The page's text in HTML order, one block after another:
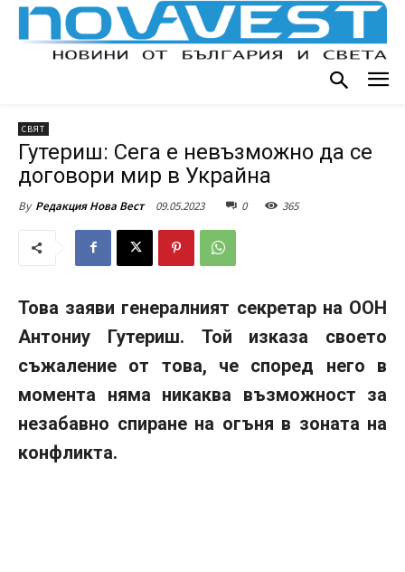
СВЯТ
Гутериш: Сега е невъзможно да се
договори мир в Украйна
By Редакция Нова Вест 09.05.2023 0 365
Това заяви генералният секретар на ООН
Антониу Гутериш. Той изказа своето
съжаление от това, че според него в
момента няма никаква възможност за
незабавно спиране на огъня в зоната на
конфликта.